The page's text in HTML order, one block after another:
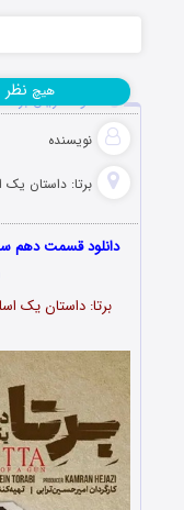
دانلود سریال
نویسنده
برتا: داستان یک
هیچ نظر